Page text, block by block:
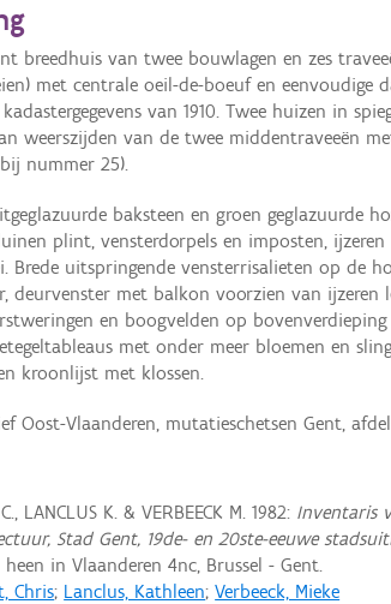
breedhuis van twee bouwlagen en zes
met centrale oeil-de-boeuf en eenvoudige
van 1910. Twee huizen in
weerszijden van de twee middentraveeën
nummer 25).
baksteen en groen geglazuurde
plint, vensterdorpels en imposten,
Brede uitspringende vensterrisalieten op de
deurvenster met balkon voorzien van
en boogvelden op
met onder meer bloemen en
kroonlijst met klossen.
Oost-Vlaanderen, mutatieschetsen Gent,
LANCLUS K. & VERBEECK M. 1982: Inventaris
Stad Gent, 19de- en 20ste-eeuwe
in Vlaanderen 4nc, Brussel - Gent.
Chris; Lanclus, Kathleen;Verbeeck, Mieke